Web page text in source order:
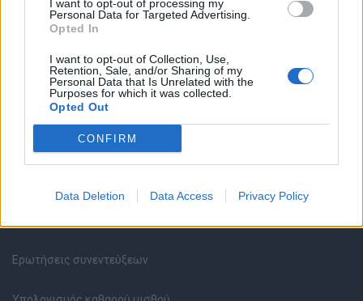
I want to opt-out of processing my
Personal Data for Targeted Advertising.
Opted In
I want to opt-out of Collection, Use,
Retention, Sale, and/or Sharing of my
Personal Data that Is Unrelated with the
Purposes for which it was collected.
Opted Out
CONFIRM
Data Deletion Data Access Privacy Policy
Κέντρο Βοήθειας
Υπηρεσίες υποψηφίων
Καταχώρηση Online Βιογραφικού
Συμβουλές Καριέρας
Ερωτήσεις συνεντεύξεων